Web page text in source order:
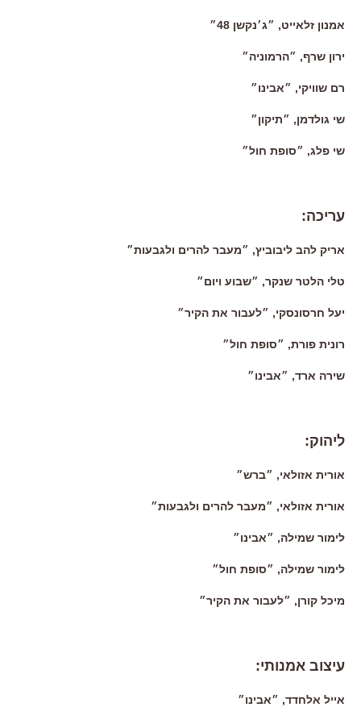
אמנון זלאייט, ״ג׳נקשן 48״
ירון שרף, ״הרמוניה״
רם שוויקי, ״אבינו״
שי גולדמן, ״תיקון״
שי פלג, ״סופת חול״
עריכה:
אריק להב ליבוביץ, ״מעבר להרים ולגבעות״
טלי הלטר שנקר, ״שבוע ויום״
יעל חרסונסקי, ״לעבור את הקיר״
רונית פורת, ״סופת חול״
שירה ארד, ״אבינו״
ליהוק:
אורית אזולאי, ״ברש״
אורית אזולאי, ״מעבר להרים ולגבעות״
לימור שמילה, ״אבינו״
לימור שמילה, ״סופת חול״
מיכל קורן, ״לעבור את הקיר״
עיצוב אמנותי:
אייל אלחדד, ״אבינו״